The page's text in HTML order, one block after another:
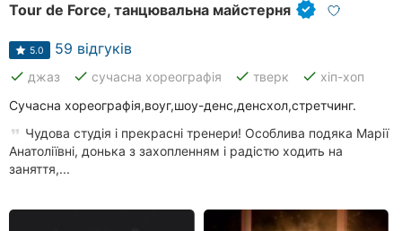
Tour de Force, танцювальна майстерня
5.0 59 відгуків
done джаз done сучасна хореографія done тверк done хіп-хоп
Сучасна хореографія,воуг,шоу-денс,денсхол,стретчинг.
Чудова студія і прекрасні тренери! Особлива подяка Марії
Анатоліївні, донька з захопленням і радістю ходить на
заняття,...